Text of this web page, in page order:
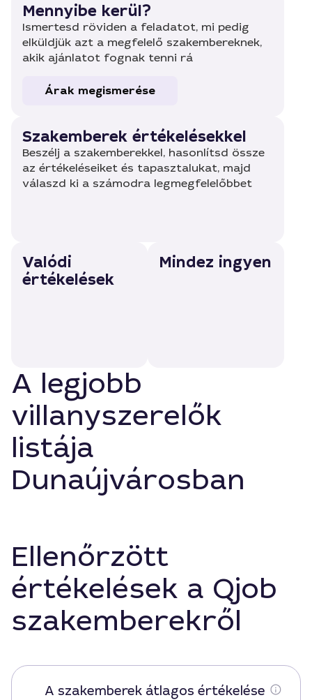
Mennyibe kerül?
Ismertesd röviden a feladatot, mi pedig
elküldjük azt a megfelelő szakembereknek,
akik ajánlatot fognak tenni rá
Árak megismerése
Szakemberek értékelésekkel
Beszélj a szakemberekkel, hasonlítsd össze
az értékeléseiket és tapasztalukat, majd
válaszd ki a számodra legmegfelelőbbet
Valódi
értékelések
Mindez ingyen
A legjobb
villanyszerelők
listája
Dunaújvárosban
Ellenőrzött
értékelések a Qjob
szakemberekről
A szakemberek átlagos értékelése